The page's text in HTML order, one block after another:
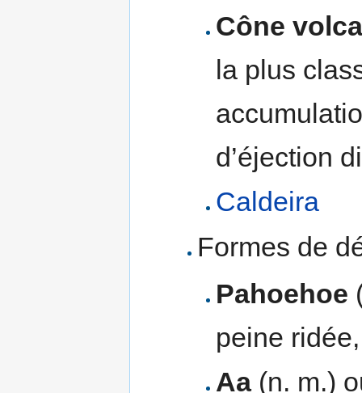
Cône
la plus
d’éjection
Caldeira
Formes de
Pahoehoe
peine
Aa(n. m.)